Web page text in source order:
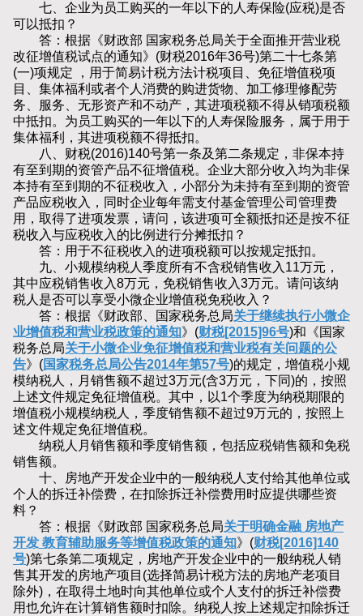
七、企业为员工购买的一年以下的人寿保险(应税)是否
可以抵扣？
答：根据《财政部 国家税务总局关于全面推开营业税
改征增值税试点的通知》(财税2016年36号)第二十七条第
(一)项规定 ，用于简易计税方法计税项目、免征增值税项
目、集体福利或者个人消费的购进货物、加工修理修配劳
务、服务、无形资产和不动产，其进项税额不得从销项税额
中抵扣。为员工购买的一年以下的人寿保险服务，属于用于
集体福利，其进项税额不得抵扣。
八、财税(2016)140号第一条及第二条规定，非保本持
有至到期的资管产品不征增值税。企业大部分收入均为非保
本持有至到期的不征税收入，小部分为未持有至到期的资管
产品应税收入，同时企业每年需支付基金管理公司管理费
用，取得了进项发票，请问，该进项可全额抵扣还是按不征
税收入与应税收入的比例进行分摊抵扣？
答：用于不征税收入的进项税额可以按规定抵扣。
九、小规模纳税人季度所有不含税销售收入11万元，
其中应税销售收入8万元，免税销售收入3万元。请问该纳
税人是否可以享受小微企业增值税免税收入？
答：根据《财政部、国家税务总局关于继续执行小微企
业增值税和营业税政策的通知》(财税[2015]96号)和《国家
税务总局关于小微企业免征增值税和营业税有关问题的公
告》(国家税务总局公告2014年第57号)的规定，增值税小规
模纳税人，月销售额不超过3万元(含3万元，下同)的，按照
上述文件规定免征增值税。其中，以1个季度为纳税期限的
增值税小规模纳税人，季度销售额不超过9万元的，按照上
述文件规定免征增值税。
纳税人月销售额和季度销售额，包括应税销售额和免税
销售额。
十、房地产开发企业中的一般纳税人支付给其他单位或
个人的拆迁补偿费，在扣除拆迁补偿费用时应提供哪些资
料？
答：根据《财政部 国家税务总局关于明确金融 房地产
开发 教育辅助服务等增值税政策的通知》(财税[2016]140
号)第七条第二项规定，房地产开发企业中的一般纳税人销
售其开发的房地产项目(选择简易计税方法的房地产老项目
除外)，在取得土地时向其他单位或个人支付的拆迁补偿费
用也允许在计算销售额时扣除。纳税人按上述规定扣除拆迁